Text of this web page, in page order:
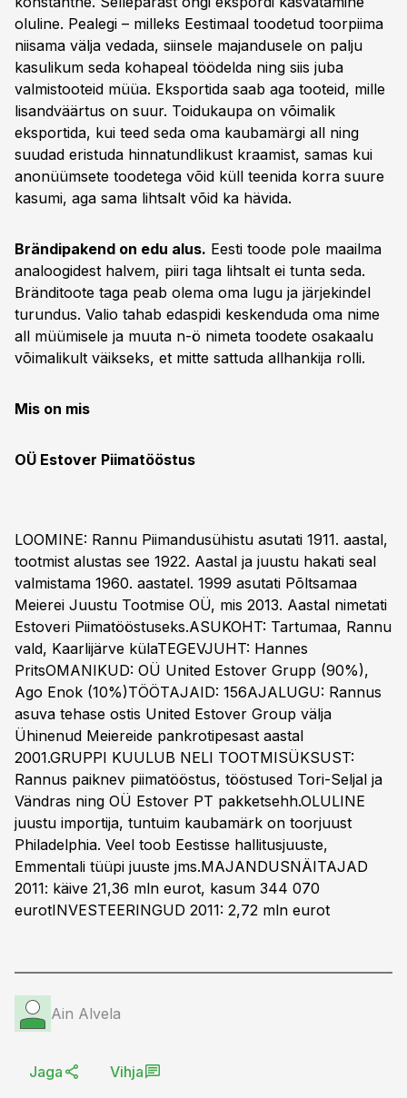
oluline. Pealegi – milleks Eestimaal toodetud toorpiima
niisama välja vedada, siinsele majandusele on palju
kasulikum seda kohapeal töödelda ning siis juba
valmistooteid müüa. Eksportida saab aga tooteid, mille
lisandväärtus on suur. Toidukaupa on võimalik
eksportida, kui teed seda oma kaubamärgi all ning
suudad eristuda hinnatundlikust kraamist, samas kui
anonüümsete toodetega võid küll teenida korra suure
kasumi, aga sama lihtsalt võid ka hävida.
Brändipakend on edu alus. Eesti toode pole maailma
analoogidest halvem, piiri taga lihtsalt ei tunta seda.
Bränditoote taga peab olema oma lugu ja järjekindel
turundus. Valio tahab edaspidi keskenduda oma nime
all müümisele ja muuta n-ö nimeta toodete osakaalu
võimalikult väikseks, et mitte sattuda allhankija rolli.
Mis on mis
OÜ Estover Piimatööstus
LOOMINE: Rannu Piimandusühistu asutati 1911. aastal,
tootmist alustas see 1922. Aastal ja juustu hakati seal
valmistama 1960. aastatel. 1999 asutati Põltsamaa
Meierei Juustu Tootmise OÜ, mis 2013. Aastal nimetati
Estoveri Piimatööstuseks.ASUKOHT: Tartumaa, Rannu
vald, Kaarlijärve külaTEGEVJUHT: Hannes
PritsOMANIKUD: OÜ United Estover Grupp (90%),
Ago Enok (10%)TÖÖTAJAID: 156AJALUGU: Rannus
asuva tehase ostis United Estover Group välja
Ühinenud Meiereide pankrotipesast aastal
2001.GRUPPI KUULUB NELI TOOTMISÜKSUST:
Rannus paiknev piimatööstus, tööstused Tori-Seljal ja
Vändras ning OÜ Estover PT pakketsehh.OLULINE
juustu importija, tuntuim kaubamärk on toorjuust
Philadelphia. Veel toob Eestisse hallitusjuuste,
Emmentali tüüpi juuste jms.MAJANDUSNÄITAJAD
2011: käive 21,36 mln eurot, kasum 344 070
eurotINVESTEERINGUD 2011: 2,72 mln eurot
Ain Alvela
Jaga Vihja